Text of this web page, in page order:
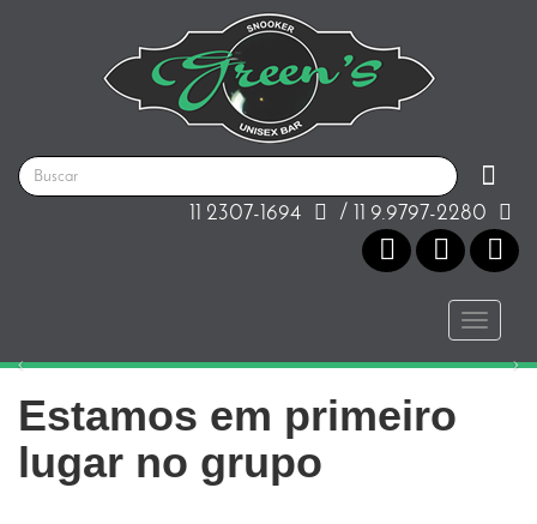
11 2307-1694 / 11 9.9797-2280
Toggle
Estamos em primeiro
lugar no grupo